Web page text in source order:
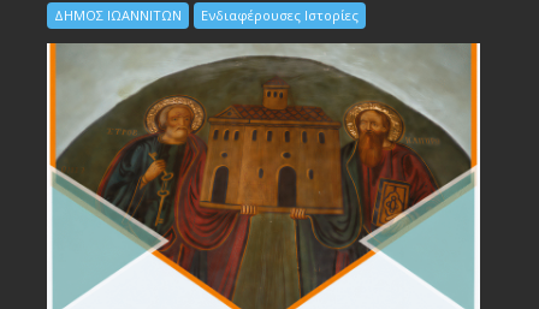
ΔΗΜΟΣ ΙΩΑΝΝΙΤΩΝ Ενδιαφέρουσες Ιστορίες